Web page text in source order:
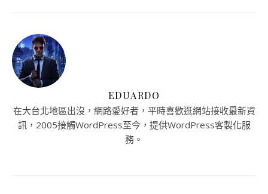
EDUARDO
在大台北地區出沒，網路愛好者，平時喜歡逛網站接收最新資
訊，2005接觸WordPress至今，提供WordPress客製化服
務。